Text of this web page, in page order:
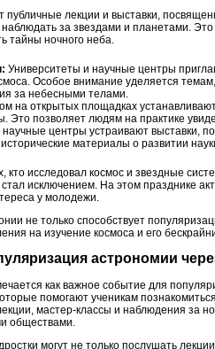
публичные лекции и выставки,
за звездами и планетами.
тайны ночного неба.
Университеты и научные центры
Особое внимание уделяется
за небесными телами.
на открытых площадках
Это позволяет людям на практике
научные центры устраивают выставки,
материалы о развитии
исследовал космос и звездные
исключением. На этом празднике
у молодежи.
не только способствует
на изучение космоса и его
астрономии
как важное событие для
помогают ученикам
мастер-классы и наблюдения за
обществами.
могут не только послушать лекции